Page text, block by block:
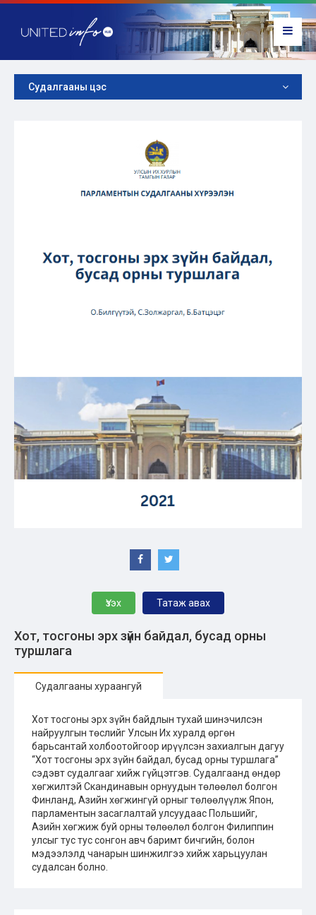
Судалгааны цэс
Үзэх Татаж авах
Хот, тосгоны эрх зүйн байдал, бусад орны
туршлага
Судалгааны хураангуй
Хот тосгоны эрх зүйн байдлын тухай шинэчилсэн
найруулгын төслийг Улсын Их хуралд өргөн
барьсантай холбоотойгоор ирүүлсэн захиалгын дагуу
“Хот тосгоны эрх зүйн байдал, бусад орны туршлага”
сэдэвт судалгааг хийж гүйцэтгэв. Судалгаанд өндөр
хөгжилтэй Скандинавын орнуудын төлөөлөл болгон
Финланд, Азийн хөгжингүй орныг төлөөлүүлж Япон,
парламентын засаглалтай улсуудаас Польшийг,
Азийн хөгжиж буй орны төлөөлөл болгон Филиппин
улсыг тус тус сонгон авч баримт бичгийн, болон
мэдээлэлд чанарын шинжилгээ хийж харьцуулан
судалсан болно.